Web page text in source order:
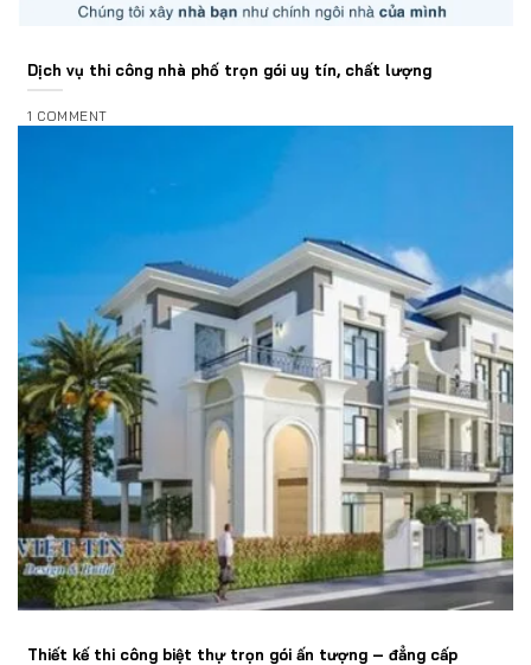
Dịch vụ thi công nhà phố trọn gói uy tín, chất lượng
1 COMMENT
Thiết kế thi công biệt thự trọn gói ấn tượng – đẳng cấp